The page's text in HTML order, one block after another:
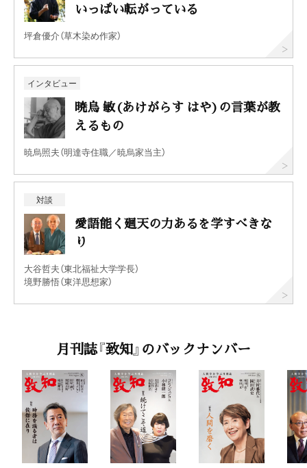
いっぱい転がっている
坪倉優介（草木染め作家）
インタビュー
暁烏 敏(あけがらす はや)の言葉が教
えるもの
暁烏照夫（明達寺住職／暁烏家当主）
対談
愛語能く廻天の力あるを学すべきな
り
大谷哲夫（東北福祉大学学長）
境野勝悟（東洋思想家）
月刊誌『致知』のバックナンバー